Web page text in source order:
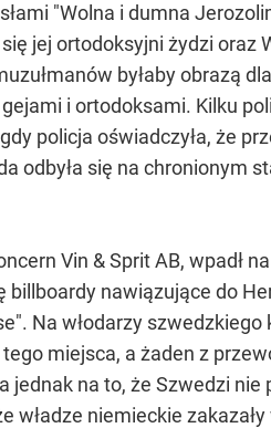
"Wolna i dumna
jej ortodoksyjni żydzi
byłaby obrazą
i ortodoksami. Kilku
policja oświadczyła, że
odbyła się na chronionym
Vin & Sprit AB, wpadł
billboardy nawiązujące do
Na włodarzy
miejsca, a żaden z
na to, że Szwedzi
władze niemieckie